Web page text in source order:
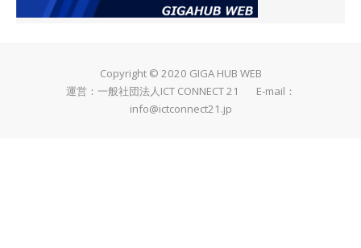
Copyright © 2020 GIGA HUB WEB
運営：一般社団法人ICT CONNECT 21 E-mail：
info@ictconnect21.jp